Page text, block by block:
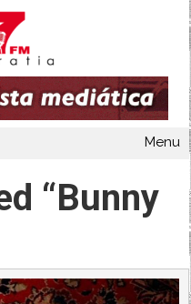
Menu
“Bunny